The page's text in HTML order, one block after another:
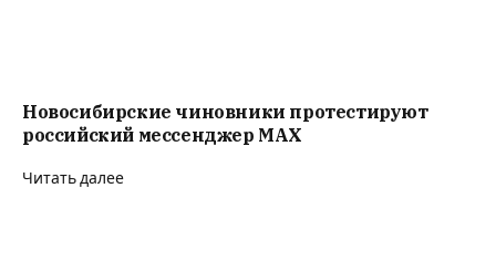
Новосибирские чиновники протестируют
российский мессенджер MAX
Читать далее